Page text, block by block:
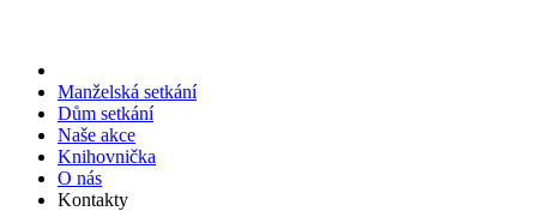
Manželská setkání
Dům setkání
Naše akce
Knihov­nička
O nás
Kontakty